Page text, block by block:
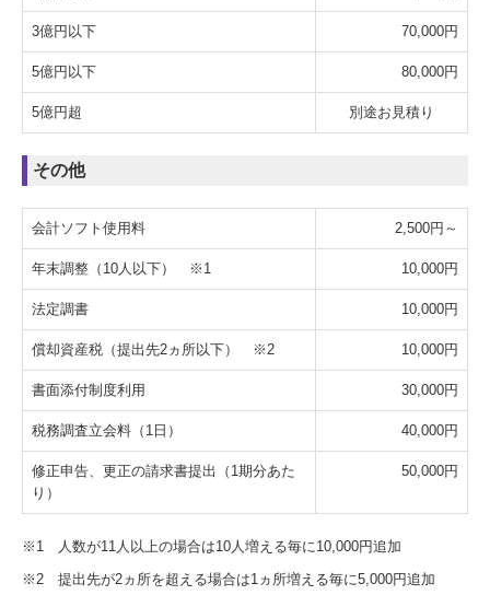
3億円以下 70,000円
5億円以下 80,000円
5億円超 別途お見積り
その他
会計ソフト使用料 2,500円～
年末調整（10人以下） ※1 10,000円
法定調書 10,000円
償却資産税（提出先2ヵ所以下） ※2 10,000円
書面添付制度利用 30,000円
税務調査立会料（1日） 40,000円
修正申告、更正の請求書提出（1期分あた
り）
50,000円
※1 人数が11人以上の場合は10人増える毎に10,000円追加
※2 提出先が2ヵ所を超える場合は1ヵ所増える毎に5,000円追加